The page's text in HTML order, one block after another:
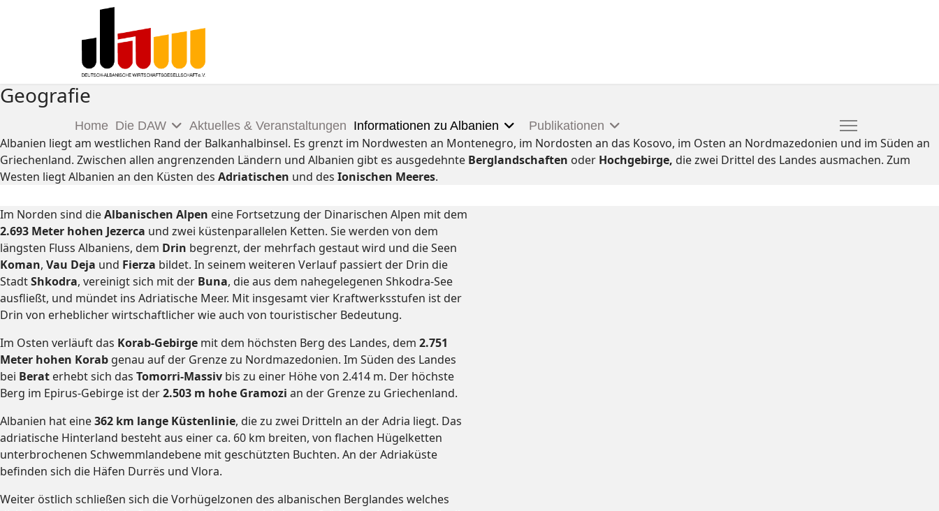
Home Die DAW Aktuelles & Veranstaltungen Informationen zu Albanien Publikationen
Geografie
Albanien liegt am westlichen Rand der Balkanhalbinsel. Es grenzt im Nordwesten an Montenegro, im Nordosten an das Kosovo, im Osten an Nordmazedonien und im Süden an
Griechenland. Zwischen allen angrenzenden Ländern und Albanien gibt es ausgedehnte Berglandschaften oder Hochgebirge, die zwei Drittel des Landes ausmachen. Zum
Westen liegt Albanien an den Küsten des Adriatischen und des Ionischen Meeres.
Im Norden sind dieAlbanischen Alpen eine Fortsetzung der Dinarischen Alpen mit dem
2.693 Meter hohen Jezerca und zwei küstenparallelen Ketten. Sie werden von dem
längsten Fluss Albaniens, dem Drin begrenzt, der mehrfach gestaut wird und die Seen
Koman, Vau Deja und Fierza bildet. In seinem weiteren Verlauf passiert der Drin die
StadtShkodra, vereinigt sich mit der Buna, die aus dem nahegelegenen Shkodra-See
ausfließt, und mündet ins Adriatische Meer. Mit insgesamt vier Kraftwerksstufen ist der
Drin von erheblicher wirtschaftlicher wie auch von touristischer Bedeutung.
Im Osten verläuft das Korab-Gebirge mit dem höchsten Berg des Landes, dem 2.751
Meter hohen Korab genau auf der Grenze zu Nordmazedonien. Im Süden des Landes
bei Berat erhebt sich das Tomorri-Massiv bis zu einer Höhe von 2.414 m. Der höchste
Berg im Epirus-Gebirge ist der2.503 m hohe Gramozi an der Grenze zu Griechenland.
Albanien hat eine362 km lange Küstenlinie, die zu zwei Dritteln an der Adria liegt. Das
adriatische Hinterland besteht aus einer ca. 60 km breiten, von flachen Hügelketten
unterbrochenen Schwemmlandebene mit geschützten Buchten. An der Adriaküste
befinden sich die Häfen Durrës und Vlora.
Weiter östlich schließen sich die Vorhügelzonen des albanischen Berglandes welches